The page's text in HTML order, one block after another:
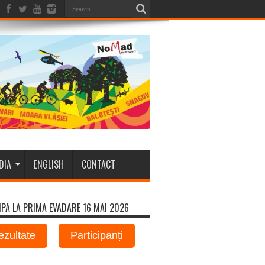
ENGLISH CONTACT
LA PRIMA EVADARE 16 MAI 2026
Participanți